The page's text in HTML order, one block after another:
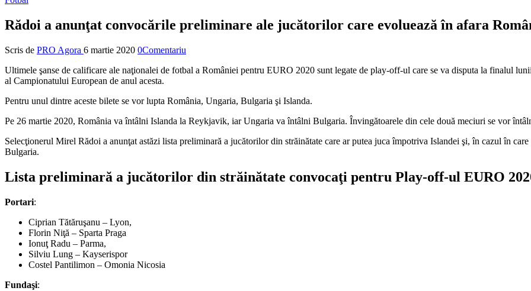
Rădoi a anunţat convocările preliminare ale jucătorilor care evoluează în afara
Scris de PRO Agora 6 martie 2020 0Comentariu
Ultimele şanse de calificare ale naţionalei de fotbal a României pentru EURO 2020 sunt legate de play-off-ul care se va disputa la finalul
al Campionatului European de anul acesta.
Pentru unul dintre aceste bilete se vor lupta România, Ungaria, Bulgaria şi Islanda.
Pe 26 martie 2020, România va întâlni Islanda la Reykjavik, iar Ungaria va întâlni Bulgaria. Învingătoarele din cele două meciuri se vor
Selecţionerul Mirel Rădoi a anunţat astăzi lista preliminară a jucătorilor din străinătate care ar putea juca împotriva Islandei şi, în cazul în
Bulgaria.
Lista preliminară a jucătorilor din străinătate convocaţi pentru Play-off-ul EURO
Portari:
Ciprian Tătăruşanu – Lyon,
Florin Niţă – Sparta Praga
Ionuţ Radu – Parma,
Silviu Lung – Kayserispor
Costel Pantilimon – Omonia Nicosia
Fundaşi: